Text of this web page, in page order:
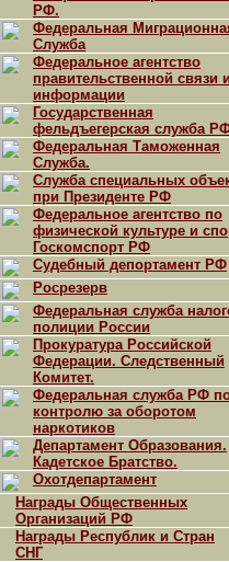
РФ.
Федеральная
Служба
Федеральное агентство
правительственной связи и
информации
Государственная
фельдъегерская служба
Федеральная Таможенная
Служба.
Служба специальных
при Президенте РФ
Федеральное агентство по
физической культуре и
Госкомспорт РФ
Судебный депортамент РФ
Росрезерв
Федеральная служба
полиции России
Прокуратура Российской
Федерации. Следственный
Комитет.
Федеральная служба РФ
контролю за оборотом
наркотиков
Департамент Образования.
Кадетское Братство.
Охотдепартамент
Награды Общественных
Организаций РФ
Награды Республик и Стран
СНГ